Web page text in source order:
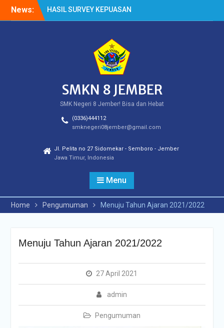
News:
HASIL SURVEY KEPUASAN
PELANGGAN
Cek Kesehatan Gratis
SMKN 8 JEMBER
SMK Negeri 8 Jember! Bisa dan Hebat
(0336)444112
smknegeri08jember@gmail.com
Jl. Pelita no 27 Sidomekar - Semboro - Jember
Jawa Timur, Indonesia
Menu
Home Pengumuman Menuju Tahun Ajaran 2021/2022
Menuju Tahun Ajaran 2021/2022
27 April 2021
admin
Pengumuman